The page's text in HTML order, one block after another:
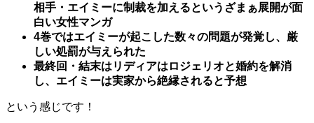
相手・エイミーに制裁を加えるというざまぁ展開が面
白い女性マンガ
4巻ではエイミーが起こした数々の問題が発覚し、厳
しい処罰が与えられた
最終回・結末はリディアはロジェリオと婚約を解消
し、エイミーは実家から絶縁されると予想
という感じです！